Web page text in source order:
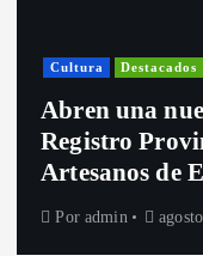
Cultura Destacados
Abren una
Registro
Artesanos de
Por admin